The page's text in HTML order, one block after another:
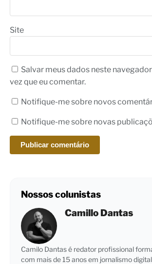
Site
Salvar meus dados neste
vez que eu comentar.
Notifique-me sobre novos
Notifique-me sobre novas
Nossos colunistas
Camillo Dantas
Camilo Dantas é redator profissional
com mais de 15 anos em jornalismo